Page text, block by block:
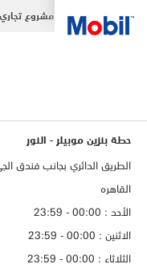
مشروع تجاري
حطة بنزين موبيلر - النور
الطريق الدائري بجانب فندق
القاهره
الأحد : 00:00 - 23:59
الاثنين : 00:00 - 23:59
الثلاثاء : 00:00 - 23:59